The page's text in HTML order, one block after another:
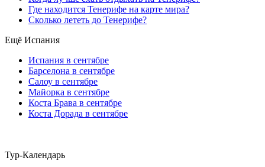
Где находится Тенерифе на карте мира?
Сколько лететь до Тенерифе?
Ещё Испания
Испания в сентябре
Барселона в сентябре
Салоу в сентябре
Майорка в сентябре
Коста Брава в сентябре
Коста Дорада в сентябре
Тур-Календарь